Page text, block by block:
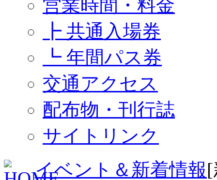
営業時間・料金
┣ 共通入場券
┗ 年間パス券
交通アクセス
配布物・刊行誌
サイトリンク
イベント＆新着情報[